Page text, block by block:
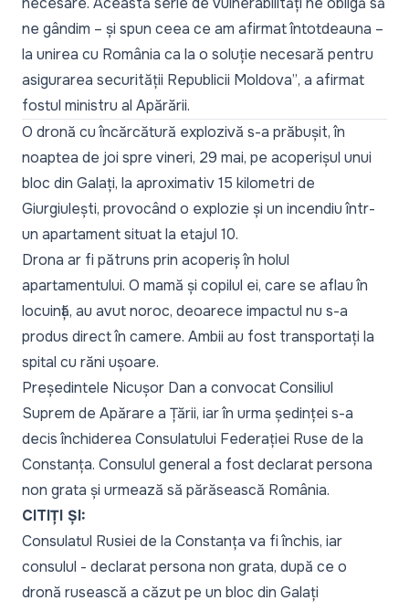
ne gândim – și spun ceea ce am afirmat întotdeauna –
la unirea cu România ca la o soluție necesară pentru
asigurarea securității Republicii Moldova”, a afirmat
fostul ministru al Apărării.
O dronă cu încărcătură explozivă s-a prăbușit, în
noaptea de joi spre vineri, 29 mai, pe acoperișul unui
bloc din Galați, la aproximativ 15 kilometri de
Giurgiulești, provocând o explozie și un incendiu într-
un apartament situat la etajul 10.
Drona ar fi pătruns prin acoperiș în holul
apartamentului. O mamă și copilul ei, care se aflau în
locuință, au avut noroc, deoarece impactul nu s-a
produs direct în camere. Ambii au fost transportați la
spital cu răni ușoare.
Președintele Nicușor Dan a convocat Consiliul
Suprem de Apărare a Țării, iar în urma ședinței s-a
decis închiderea Consulatului Federației Ruse de la
Constanța. Consulul general a fost declarat persona
non grata și urmează să părăsească România.
CITIȚI ȘI:
Consulatul Rusiei de la Constanța va fi închis, iar
consulul - declarat persona non grata, după ce o
dronă rusească a căzut pe un bloc din Galați